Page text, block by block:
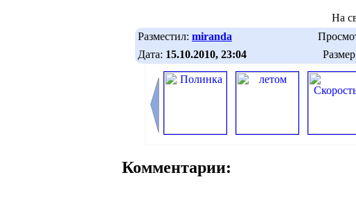
На
Разместил: miranda
Дата: 15.10.2010, 23:04
Комментарии: